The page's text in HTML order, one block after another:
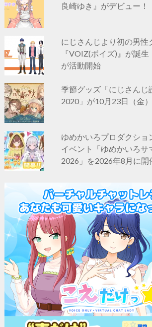
良崎ゆき』がデビュー！
にじさんじより初の男性
『VOIZ(ボイズ)』が誕
が活動開始
季節グッズ「にじさんじ
2020」が10月23日（金
ゆめかいろプロダクショ
イベント「ゆめかいろサ
2026」を2026年8月に開